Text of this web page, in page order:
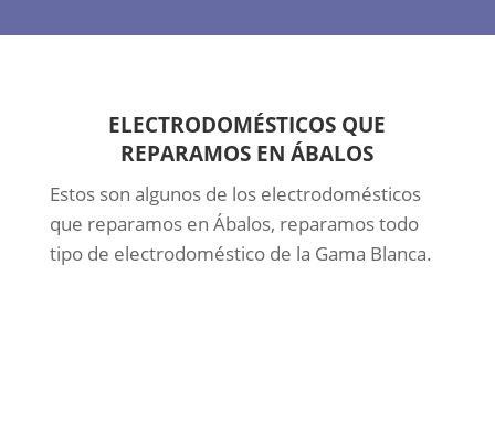
ELECTRODOMÉSTICOS QUE
REPARAMOS EN ÁBALOS
Estos son algunos de los electrodomésticos
que reparamos en Ábalos, reparamos todo
tipo de electrodoméstico de la Gama Blanca.